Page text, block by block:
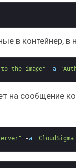
в
to the image" -a
на сообщение
-a